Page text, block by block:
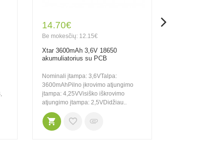
14.70€
Be mokesčių: 12.15€
Xtar 3600mAh 3,6V 18650
akumuliatorius su PCB
Nominali įtampa: 3,6VTalpa:
3600mAhPilno įkrovimo atjungimo
įtampa: 4,25VVisiško iškrovimo
atjungimo įtampa: 2,5VDidžiau..